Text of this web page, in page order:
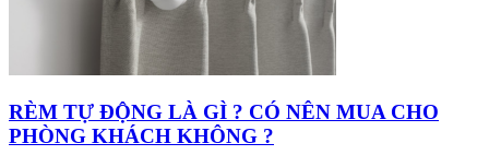
RÈM TỰ ĐỘNG LÀ GÌ ? CÓ NÊN MUA CHO
PHÒNG KHÁCH KHÔNG ?